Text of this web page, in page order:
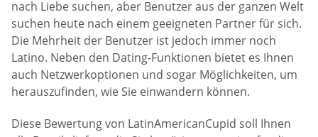
nach Liebe suchen, aber Benutzer aus der ganzen Welt
suchen heute nach einem geeigneten Partner für sich.
Die Mehrheit der Benutzer ist jedoch immer noch
Latino. Neben den Dating-Funktionen bietet es Ihnen
auch Netzwerkoptionen und sogar Möglichkeiten, um
herauszufinden, wie Sie einwandern können.
Diese Bewertung von LatinAmericanCupid soll Ihnen